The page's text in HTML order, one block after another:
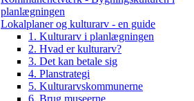
planlægningen
Lokalplaner og kulturarv - en guide
1. Kulturarv i planlægningen
2. Hvad er kulturarv?
3. Det kan betale sig
4. Planstrategi
5. Kulturarvskommunerne
6. Brug museerne